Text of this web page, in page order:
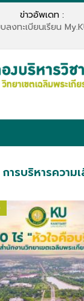
ข่าวอัพเดท :
ลงทะเบียนเรียน
การบริหารความ